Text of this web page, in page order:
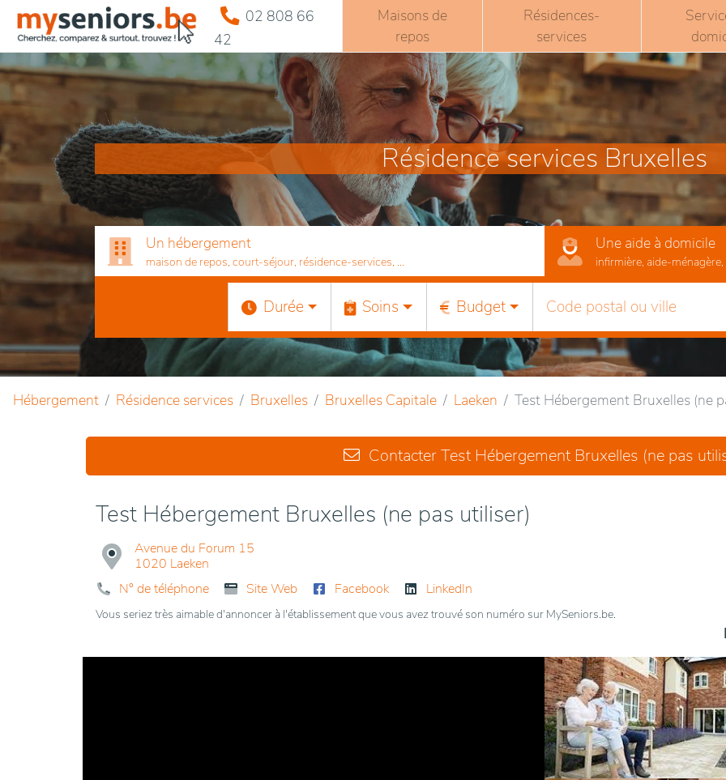
02 808 66
42
Maisons de
repos
Résidences-
services
Résidence services Bruxelles
Un hébergement
maison de repos, court-séjour, résidence-services, ...
Une aide à domicile
infirmière, aide-ménagère,
Durée Soins Budget
Hébergement Résidence services Bruxelles Bruxelles Capitale Laeken Test Hébergement Bruxelles (ne
Test Hébergement Bruxelles (ne pas utiliser)
Avenue du Forum 15
1020 Laeken
N° de téléphone Site Web Facebook LinkedIn
Vous seriez très aimable d'annoncer à l'établissement que vous avez trouvé son numéro sur MySeniors.be.
Contacter Test Hébergement Bruxelles (ne pas